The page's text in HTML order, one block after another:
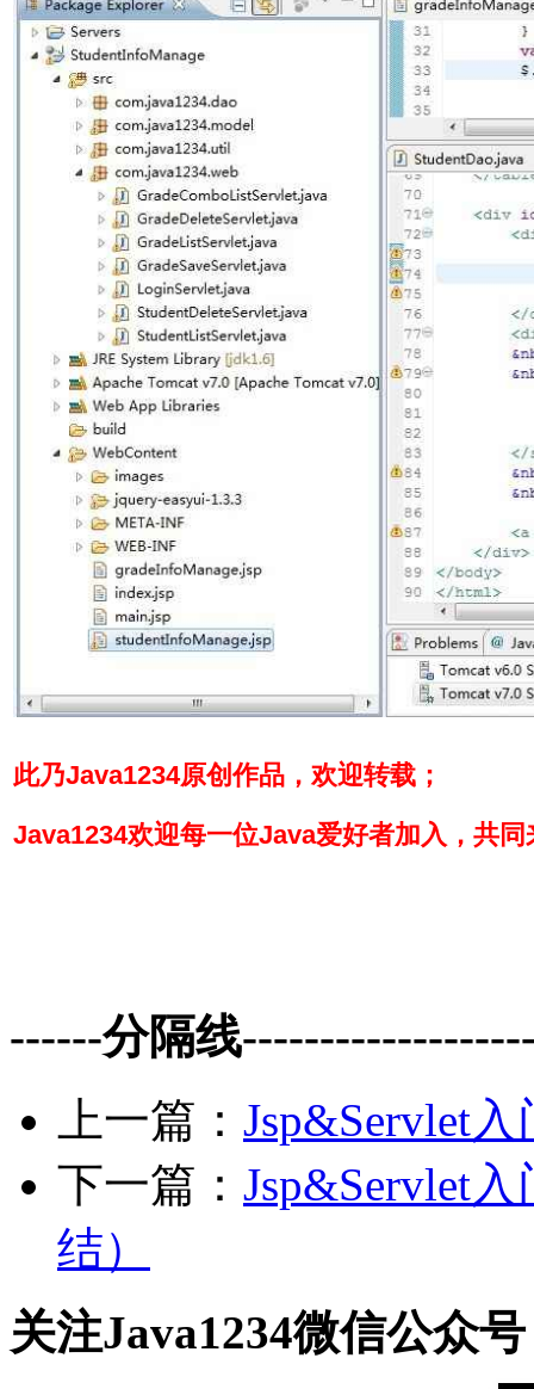
此乃Java1234原创作品，欢迎转载；
Java1234欢迎每一位Java爱好者加入，共
------分隔线
上一篇： Jsp&Servlet
下一篇： Jsp&Servlet
结）
关注Java1234微信公众号